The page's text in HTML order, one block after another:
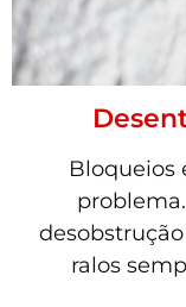
Bloqueios
ralos